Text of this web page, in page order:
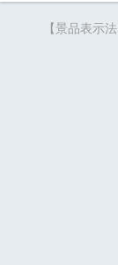
【景品表示